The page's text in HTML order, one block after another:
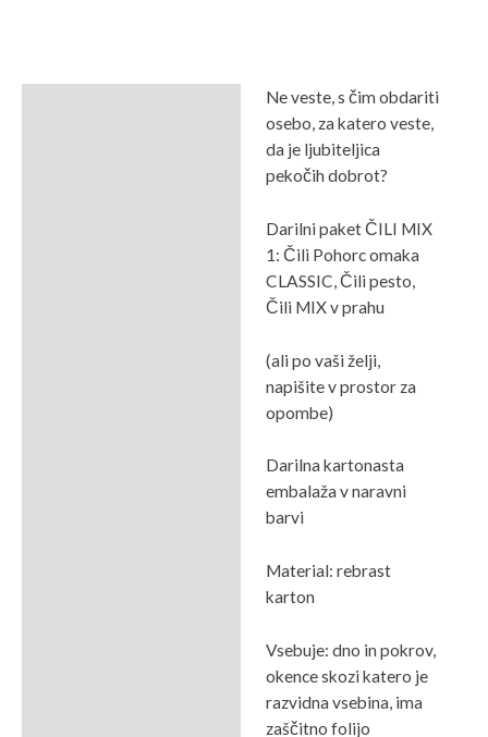
Ne veste, s čim obdariti
osebo, za katero veste,
da je ljubiteljica
pekočih dobrot?
Darilni paket ČILI MIX
1: Čili Pohorc omaka
CLASSIC, Čili pesto,
Čili MIX v prahu
(ali po vaši želji,
napišite v prostor za
opombe)
Darilna kartonasta
embalaža v naravni
barvi
Material: rebrast
karton
Vsebuje: dno in pokrov,
okence skozi katero je
razvidna vsebina, ima
zaščitno folijo